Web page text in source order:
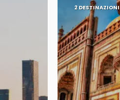
2 DESTINAZIONI